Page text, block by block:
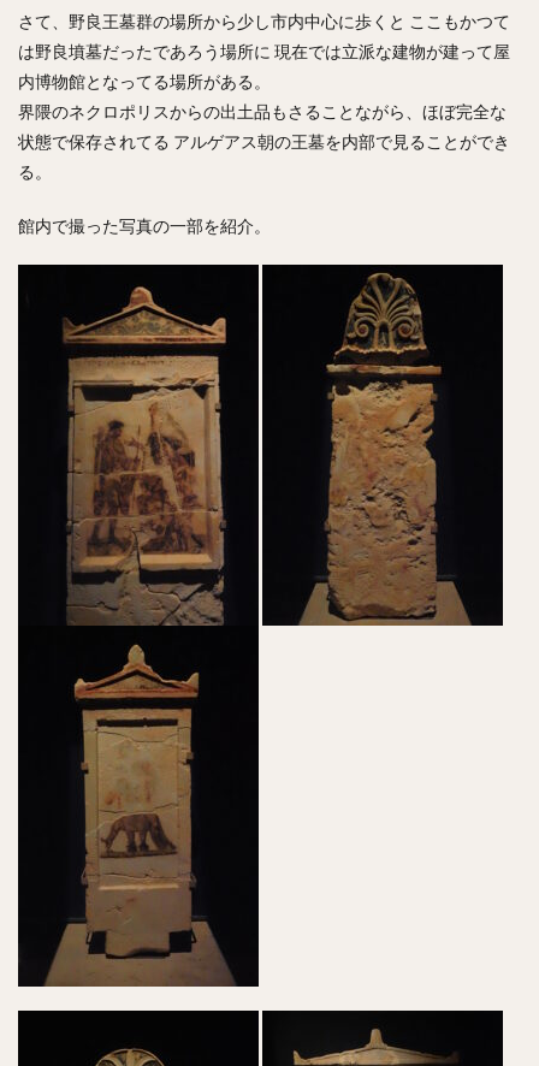
さて、野良王墓群の場所から少し市内中心に歩くと ここもかつて
は野良墳墓だったであろう場所に 現在では立派な建物が建って屋
内博物館となってる場所がある。
界隈のネクロポリスからの出土品もさることながら、ほぼ完全な
状態で保存されてる アルゲアス朝の王墓を内部で見ることができ
る。
館内で撮った写真の一部を紹介。